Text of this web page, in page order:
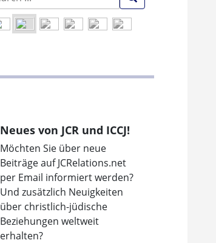
Neues von JCR und ICCJ!
Möchten Sie über neue
Beiträge auf JCRelations.net
per Email informiert werden?
Und zusätzlich Neuigkeiten
über christlich-jüdische
Beziehungen weltweit
erhalten?